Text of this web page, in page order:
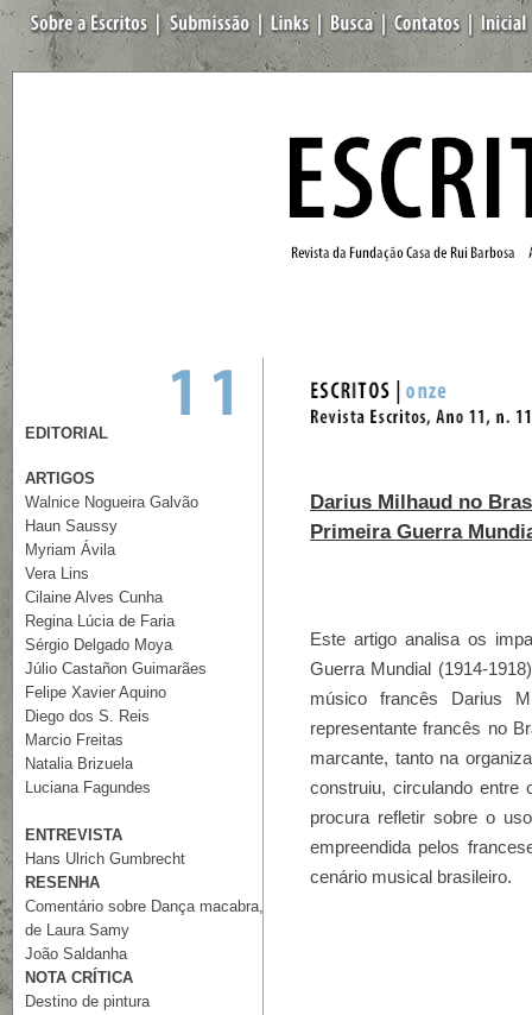
EDITORIAL
ARTIGOS
Walnice Nogueira Galvão
Haun Saussy
Myriam Ávila
Vera Lins
Cilaine Alves Cunha
Regina Lúcia de Faria
Sérgio Delgado Moya
Júlio Castañon Guimarães
Felipe Xavier Aquino
Diego dos S. Reis
Marcio Freitas
Natalia Brizuela
Luciana Fagundes
ENTREVISTA
Hans Ulrich Gumbrecht
RESENHA
Comentário sobre Dança macabra,
de Laura Samy
João Saldanha
NOTA CRÍTICA
Destino de pintura
Darius Milhaud no
Primeira Guerra
Este artigo analisa os
Guerra Mundial (1914-
músico francês Darius
representante francês no
marcante, tanto na
construiu, circulando entre
procura refletir sobre o
empreendida pelos
cenário musical brasileiro.